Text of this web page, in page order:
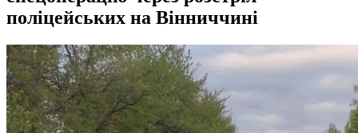
поліцейських на Вінниччині